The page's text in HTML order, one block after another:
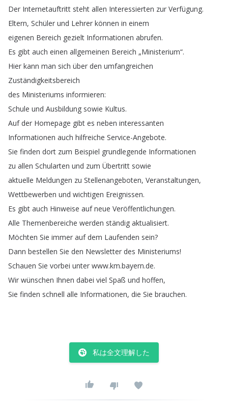
Der Internetauftritt steht allen Interessierten zur Verfügung.
Eltern, Schüler und Lehrer können in einem
eigenen Bereich gezielt Informationen abrufen.
Es gibt auch einen allgemeinen Bereich „Ministerium“.
Hier kann man sich über den umfangreichen
Zuständigkeitsbereich
des Ministeriums informieren:
Schule und Ausbildung sowie Kultus.
Auf der Homepage gibt es neben interessanten
Informationen auch hilfreiche Service-Angebote.
Sie finden dort zum Beispiel grundlegende Informationen
zu allen Schularten und zum Übertritt sowie
aktuelle Meldungen zu Stellenangeboten, Veranstaltungen,
Wettbewerben und wichtigen Ereignissen.
Es gibt auch Hinweise auf neue Veröffentlichungen.
Alle Themenbereiche werden ständig aktualisiert.
Möchten Sie immer auf dem Laufenden sein?
Dann bestellen Sie den Newsletter des Ministeriums!
Schauen Sie vorbei unter www.km.bayern.de.
Wir wünschen Ihnen dabei viel Spaß und hoffen,
Sie finden schnell alle Informationen, die Sie brauchen.
私は全文理解した